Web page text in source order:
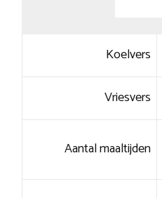
Koelvers
Vriesvers
Aantal maaltijden